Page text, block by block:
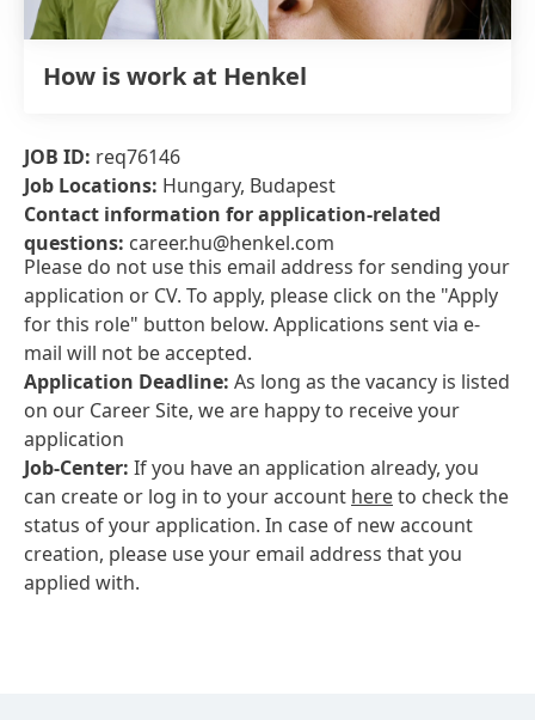
How is work at Henkel
JOB ID: req76146
Job Locations: Hungary, Budapest
Contact information for application-related
questions: career.hu@henkel.com
Please do not use this email address for sending your
application or CV. To apply, please click on the "Apply
for this role" button below. Applications sent via e-
mail will not be accepted.
Application Deadline: As long as the vacancy is listed
on our Career Site, we are happy to receive your
application
Job-Center: If you have an application already, you
can create or log in to your account hereto check the
status of your application. In case of new account
creation, please use your email address that you
applied with.